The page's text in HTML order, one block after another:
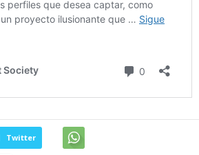
Twitter